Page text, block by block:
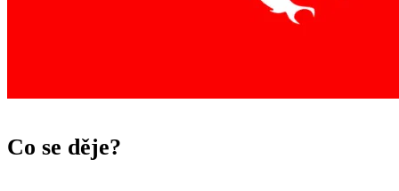
Co se děje?